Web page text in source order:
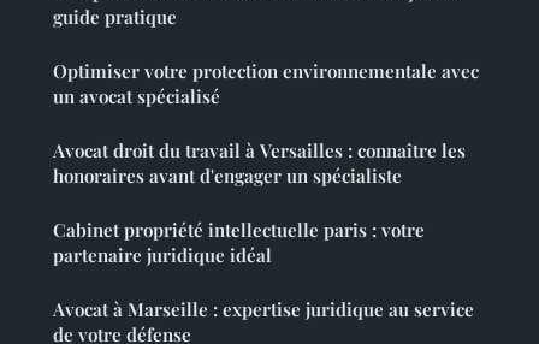
guide pratique
Optimiser votre protection environnementale avec
un avocat spécialisé
Avocat droit du travail à Versailles : connaître les
honoraires avant d'engager un spécialiste
Cabinet propriété intellectuelle paris : votre
partenaire juridique idéal
Avocat à Marseille : expertise juridique au service
de votre défense